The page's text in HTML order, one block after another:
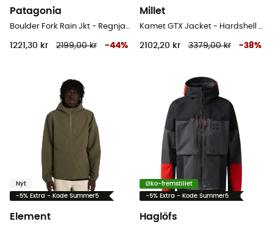
Patagonia
Boulder Fork Rain Jkt - Regnjakke - Herrer
1221,30 kr 2199,00 kr -44%
Millet
Kamet GTX Jacket - Hardshell jakke - Herrer
2102,20 kr 3379,00 kr -38%
Nyt
-5% Extra - Kode Summer5
Element
Øko-fremstillet
-5% Extra - Kode Summer5
Haglöfs